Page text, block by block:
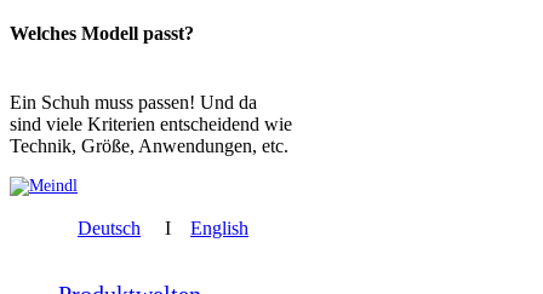
Welches Modell passt?
Ein Schuh muss passen! Und da
sind viele Kriterien entscheidend wie
Technik, Größe, Anwendungen, etc.
Deutsch I English